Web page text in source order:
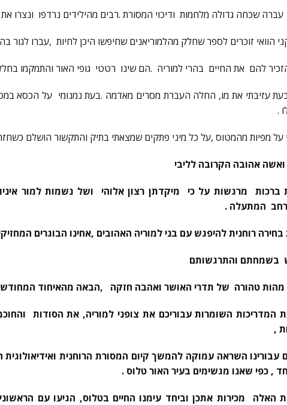
עברה שכחה גדולה מלחמות ודיכוי המסורת .רבים מהילידים נרדפו ונצרו
הוואי זוכרים לספר שחלק מהלמוריאנים שחיפשו היכן לחיות ,עברו
להם את החיים בהרי למוריה .הם שינו רטטי גופי האור והתמקמו
עזיבתי את מו, החלה העברת מסרים מאדמה .בעת נמנומי על הכסא
.
על מפיות מהמטוס ,על כל מיני פתקים שמצאתי בתיק והתקשור הושלם
אהובה הקרובה לליבי
ברכות מרגשות על כי מיקדתן רצון אלוהי
ושל נשמות למור
המתעלה .
רוחנית להיפגש עם בני למוריה האהובים ,אחינו הבוגרים
בשמחתם והתרגשותם
טהורה של תדרי האושר ואהבה חזקה ,הבאה מהאיחוד המחודש עם
המדריכות השומרות עבוריכם את צופני למוריה, את הסודות
,
עבורינו השראה עמוקה להמשך קיום המסורת הרוחנית
, כפי שאנו מגשימים בעיר האור טלוס .
האלה מכירות אתכן וביחד עימנו החיים בטלוס, הגיעו עם